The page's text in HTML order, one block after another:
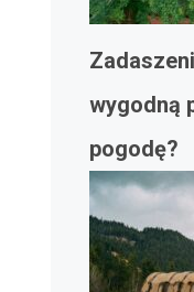
wygodną
pogodę?